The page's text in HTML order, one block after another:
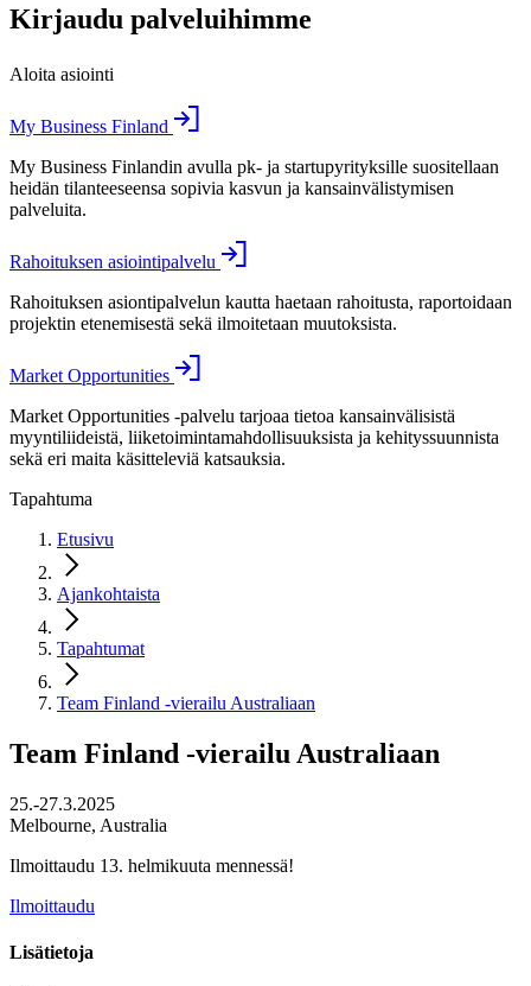
Kirjaudu palveluihimme
Aloita asiointi
My Business Finland
My Business Finlandin avulla pk- ja startupyrityksille suositellaan
heidän tilanteeseensa sopivia kasvun ja kansainvälistymisen
palveluita.
Rahoituksen asiointipalvelu
Rahoituksen asiontipalvelun kautta haetaan rahoitusta, raportoidaan
projektin etenemisestä sekä ilmoitetaan muutoksista.
Market Opportunities
Market Opportunities -palvelu tarjoaa tietoa kansainvälisistä
myyntiliideistä, liiketoimintamahdollisuuksista ja kehityssuunnista
sekä eri maita käsitteleviä katsauksia.
Tapahtuma
Etusivu
Ajankohtaista
Tapahtumat
Team Finland -vierailu Australiaan
Team Finland -vierailu Australiaan
25.-27.3.2025
Melbourne, Australia
Ilmoittaudu 13. helmikuuta mennessä!
Ilmoittaudu
Lisätietoja